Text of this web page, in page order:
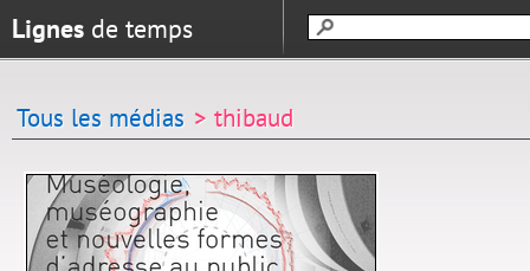
Lignes de temps
Tous les médias > thibaud